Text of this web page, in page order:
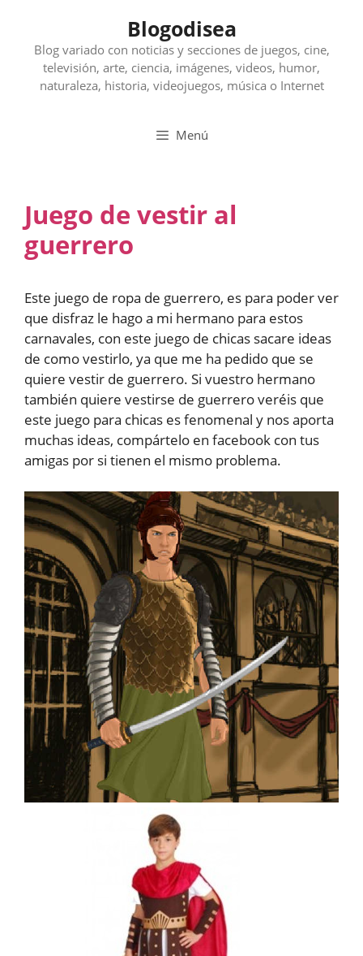
contenido
Blogodisea
Blog variado con noticias y secciones de juegos, cine,
televisión, arte, ciencia, imágenes, videos, humor,
naturaleza, historia, videojuegos, música o Internet
Menú
Juego de vestir al
guerrero
Este juego de ropa de guerrero, es para poder ver
que disfraz le hago a mi hermano para estos
carnavales, con este juego de chicas sacare ideas
de como vestirlo, ya que me ha pedido que se
quiere vestir de guerrero. Si vuestro hermano
también quiere vestirse de guerrero veréis que
este juego para chicas es fenomenal y nos aporta
muchas ideas, compártelo en facebook con tus
amigas por si tienen el mismo problema.